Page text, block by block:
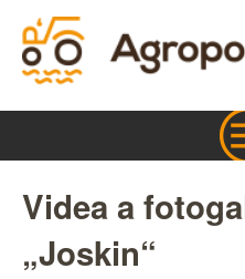
Videa a
„Joskin“